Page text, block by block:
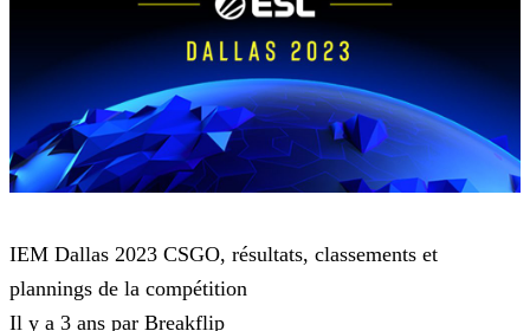
IEM Dallas 2023 CSGO, résultats, classements et
plannings de la compétition
Il y a 3 ans par Breakflip